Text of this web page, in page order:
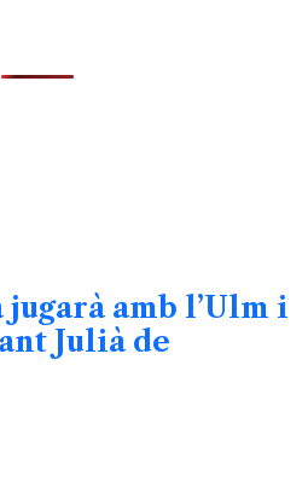
amb l’Ulm i
Julià de